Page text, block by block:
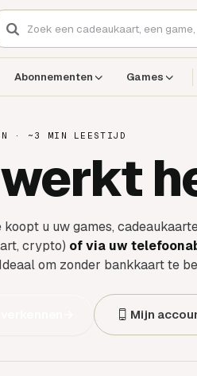
Abonnementen Games
· ~3 MIN LEESTIJD
u uw games,
crypto) of via uw
om zonder bankkaart te
Mijn